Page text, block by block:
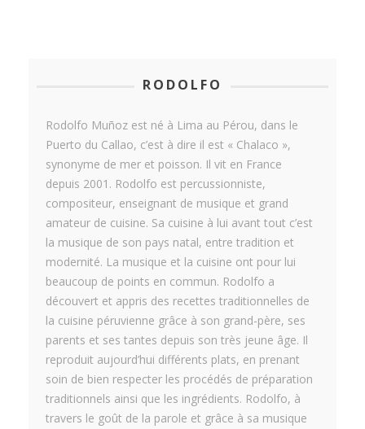
RODOLFO
Rodolfo Muñoz est né à Lima au Pérou, dans le
Puerto du Callao, c’est à dire il est « Chalaco »,
synonyme de mer et poisson. Il vit en France
depuis 2001. Rodolfo est percussionniste,
compositeur, enseignant de musique et grand
amateur de cuisine. Sa cuisine à lui avant tout c’est
la musique de son pays natal, entre tradition et
modernité. La musique et la cuisine ont pour lui
beaucoup de points en commun. Rodolfo a
découvert et appris des recettes traditionnelles de
la cuisine péruvienne grâce à son grand-père, ses
parents et ses tantes depuis son très jeune âge. Il
reproduit aujourd’hui différents plats, en prenant
soin de bien respecter les procédés de préparation
traditionnels ainsi que les ingrédients. Rodolfo, à
travers le goût de la parole et grâce à sa musique